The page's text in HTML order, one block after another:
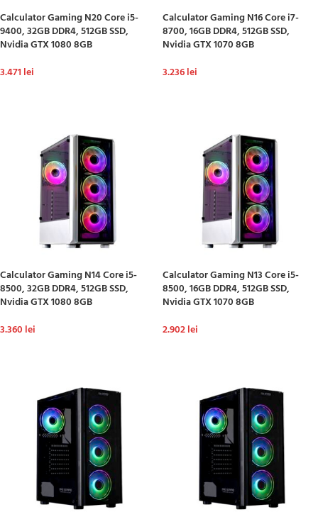
Calculator Gaming N20 Core i5-
9400, 32GB DDR4, 512GB SSD,
Nvidia GTX 1080 8GB
3.471 lei
Calculator Gaming N16 Core i7-
8700, 16GB DDR4, 512GB SSD,
Nvidia GTX 1070 8GB
3.236lei
Calculator Gaming N14 Core i5-
8500, 32GB DDR4, 512GB SSD,
Nvidia GTX 1080 8GB
3.360 lei
Calculator Gaming N13 Core i5-
8500, 16GB DDR4, 512GB SSD,
Nvidia GTX 1070 8GB
2.902lei